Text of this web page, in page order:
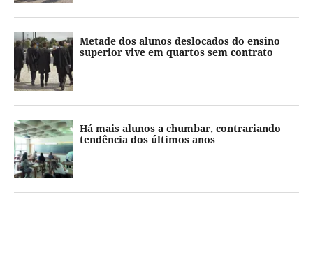
Metade dos alunos deslocados do ensino
superior vive em quartos sem contrato
Há mais alunos a chumbar, contrariando
tendência dos últimos anos